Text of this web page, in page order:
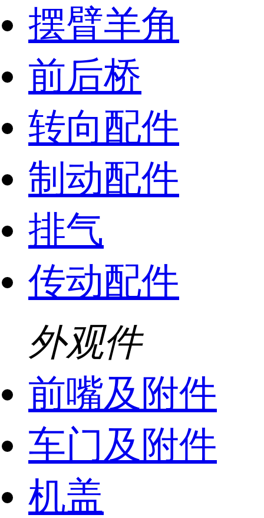
摆臂羊角
前后桥
转向配件
制动配件
排气
传动配件
外观件
前嘴及附件
车门及附件
机盖